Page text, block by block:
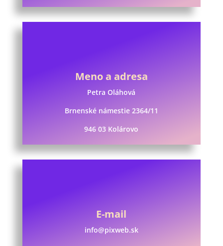
Meno a adresa
Petra Oláhová
Brnenské námestie 2364/11
946 03 Kolárovo
E-mail
info@pixweb.sk